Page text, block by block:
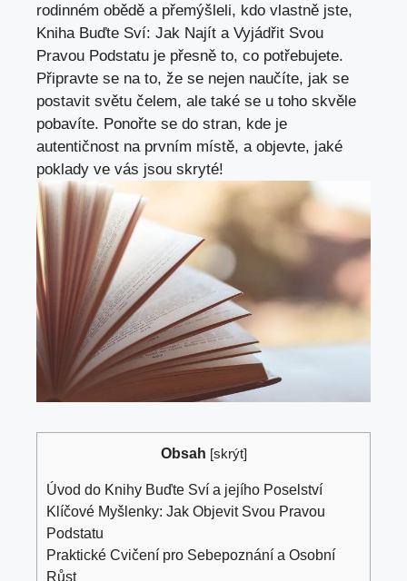
rodinném ⁤obědě a⁤ přemýšleli, kdo vlastně jste,
Kniha Buďte Sví:‌ Jak Najít ⁤a Vyjádřit⁢ Svou
Pravou Podstatu je přesně ‍to,​ co potřebujete.
Připravte⁢ se na to, ⁣že ⁣se ⁢nejen naučíte, jak⁤ se
postavit světu čelem, ale ⁣také se u toho skvěle
pobavíte. Ponořte se do stran, ⁤kde⁢ je‌
autentičnost ‍na prvním místě, a objevte, jaké
poklady ve vás⁣ jsou skryté!
Obsah [skrýt]
Úvod ⁤do Knihy Buďte⁤ Sví a jejího Poselství
Klíčové Myšlenky: Jak Objevit Svou Pravou ​
Podstatu
Praktické ‌Cvičení pro Sebepoznání a Osobní‌
Růst